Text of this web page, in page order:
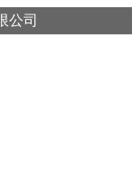
公司